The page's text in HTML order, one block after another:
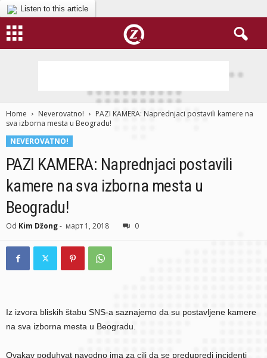
Listen to this article
Home Neverovatno!
PAZI KAMERA: Naprednjaci postavili kamere na
sva izborna mesta u Beogradu!
NEVEROVATNO!
PAZI KAMERA: Naprednjaci postavili
kamere na sva izborna mesta u
Beogradu!
Od Kim Džong- март 1, 2018 0
Iz izvora bliskih štabu SNS-a saznajemo da su postavljene kamere
na sva izborna mesta u Beogradu.
Ovakav poduhvat navodno ima za cilj da se predupredi incidenti